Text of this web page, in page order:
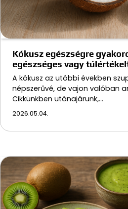
Kókusz egészségre
egészséges vagy
A kókusz az utóbbi években
népszerűvé, de vajon valóban
Cikkünkben utánajárunk,…
2026.05.04.